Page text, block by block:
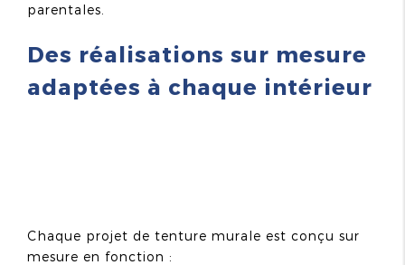
parentales.
Des réalisations sur mesure
adaptées à chaque intérieur
Chaque projet de tenture murale est conçu sur
mesure en fonction :